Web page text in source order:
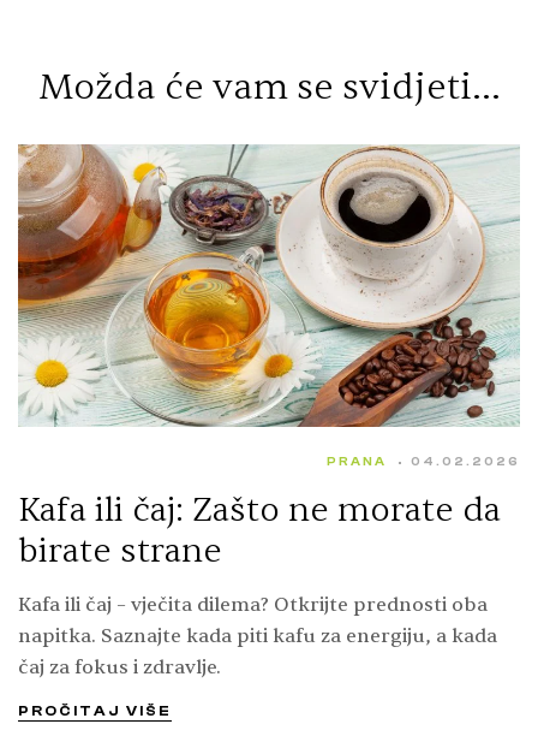
Možda će vam se svidjeti...
04.02.2026
PRANA
Kafa ili čaj: Zašto ne morate da
birate strane
Kafa ili čaj – vječita dilema? Otkrijte prednosti oba
napitka. Saznajte kada piti kafu za energiju, a kada
čaj za fokus i zdravlje.
PROČITAJ VIŠE